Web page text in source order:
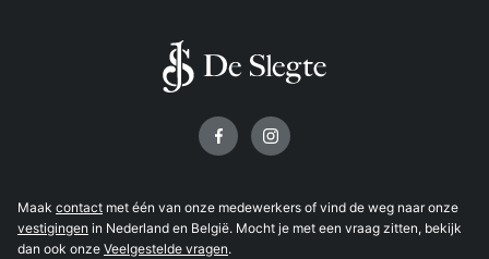
Maak contact met één van onze medewerkers of vind de weg naar onze
vestigingen in Nederland en België. Mocht je met een vraag zitten, bekijk
dan ook onze Veelgestelde vragen.